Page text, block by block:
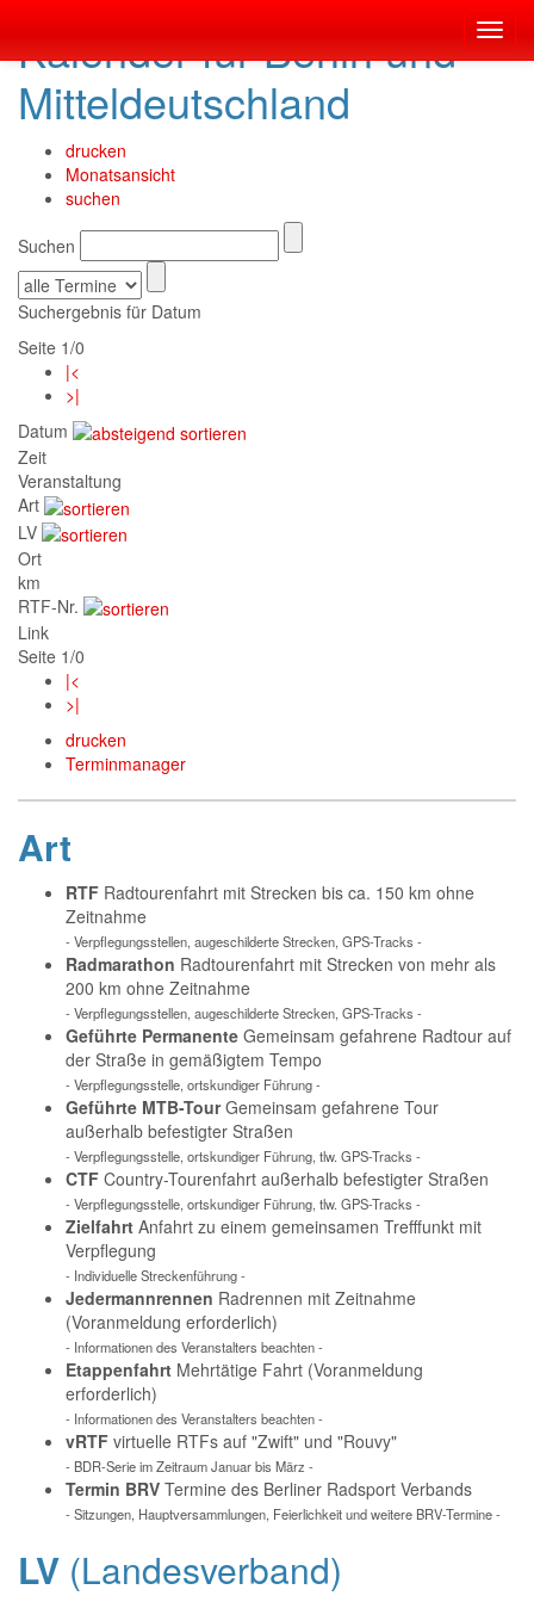
Kalender für Berlin und
Mitteldeutschland
drucken
Monatsansicht
suchen
Suchen
Suchergebnis für Datum
Seite 1/0
|<
>|
Datum
Zeit
Veranstaltung
Art
LV
Ort
km
RTF-Nr.
Link
Seite 1/0
|<
>|
drucken
Terminmanager
Art
RTF Radtourenfahrt mit Strecken bis ca. 150 km ohne
Zeitnahme
- Verpflegungsstellen, augeschilderte Strecken, GPS-Tracks -
Radmarathon Radtourenfahrt mit Strecken von mehr als
200 km ohne Zeitnahme
- Verpflegungsstellen, augeschilderte Strecken, GPS-Tracks -
Geführte Permanente Gemeinsam gefahrene Radtour auf
der Straße in gemäßigtem Tempo
- Verpflegungsstelle, ortskundiger Führung -
Geführte MTB-TourGemeinsam gefahrene Tour
außerhalb befestigter Straßen
- Verpflegungsstelle, ortskundiger Führung, tlw. GPS-Tracks -
CTF Country-Tourenfahrt außerhalb befestigter Straßen
- Verpflegungsstelle, ortskundiger Führung, tlw. GPS-Tracks -
Zielfahrt Anfahrt zu einem gemeinsamen Trefffunkt mit
Verpflegung
- Individuelle Streckenführung -
Jedermannrennen Radrennen mit Zeitnahme
(Voranmeldung erforderlich)
- Informationen des Veranstalters beachten -
Etappenfahrt Mehrtätige Fahrt (Voranmeldung
erforderlich)
- Informationen des Veranstalters beachten -
vRTF virtuelle RTFs auf "Zwift" und "Rouvy"
- BDR-Serie im Zeitraum Januar bis März -
Termin BRV Termine des Berliner Radsport Verbands
- Sitzungen, Hauptversammlungen, Feierlichkeit und weitere BRV-Termine -
LV (Landesverband)